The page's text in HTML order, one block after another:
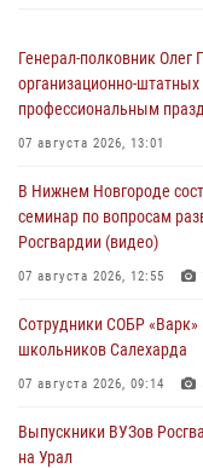
Генерал-полковник Олег
организационно-
профессиональным
07 августа 2026, 13:01
В Нижнем Новгороде
семинар по вопросам
Росгвардии (видео)
07 августа 2026, 12:55
Сотрудники СОБР «Варк»
школьников Салехарда
07 августа 2026, 09:14
Выпускники ВУЗов
на Урал